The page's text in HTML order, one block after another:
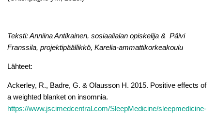
Teksti: Anniina Antikainen, sosiaalialan opiskelija & Päivi
Franssila, projektipäällikkö, Karelia-ammattikorkeakoulu
Lähteet:
Ackerley, R., Badre, G. & Olausson H. 2015. Positive effects of
a weighted blanket on insomnia.
https://www.jscimedcentral.com/SleepMedicine/sleepmedicine-